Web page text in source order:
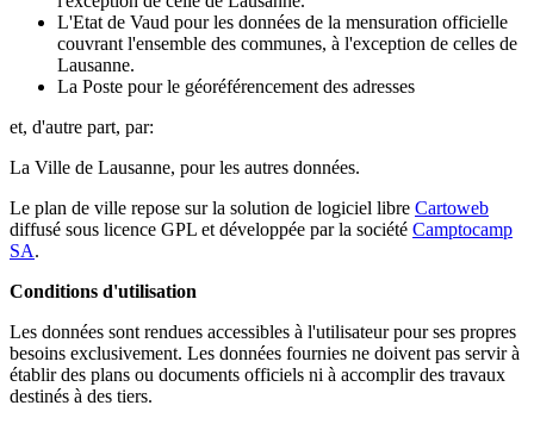
L'Etat de Vaud pour les données de la mensuration officielle
couvrant l'ensemble des communes, à l'exception de celles de
Lausanne.
La Poste pour le géoréférencement des adresses
et, d'autre part, par:
La Ville de Lausanne, pour les autres données.
Le plan de ville repose sur la solution de logiciel libre Cartoweb
diffusé sous licence GPL et développée par la société Camptocamp
SA.
Conditions d'utilisation
Les données sont rendues accessibles à l'utilisateur pour ses propres
besoins exclusivement. Les données fournies ne doivent pas servir à
établir des plans ou documents officiels ni à accomplir des travaux
destinés à des tiers.